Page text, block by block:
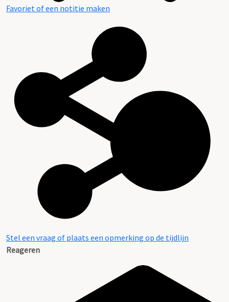
Favoriet of een notitie maken
Stel een vraag of plaats een opmerking op de tijdlijn
Reageren